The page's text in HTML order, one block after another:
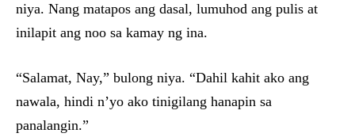
niya. Nang matapos ang dasal, lumuhod ang pulis at
inilapit ang noo sa kamay ng ina.
“Salamat, Nay,” bulong niya. “Dahil kahit ako ang
nawala, hindi n’yo ako tinigilang hanapin sa
panalangin.”